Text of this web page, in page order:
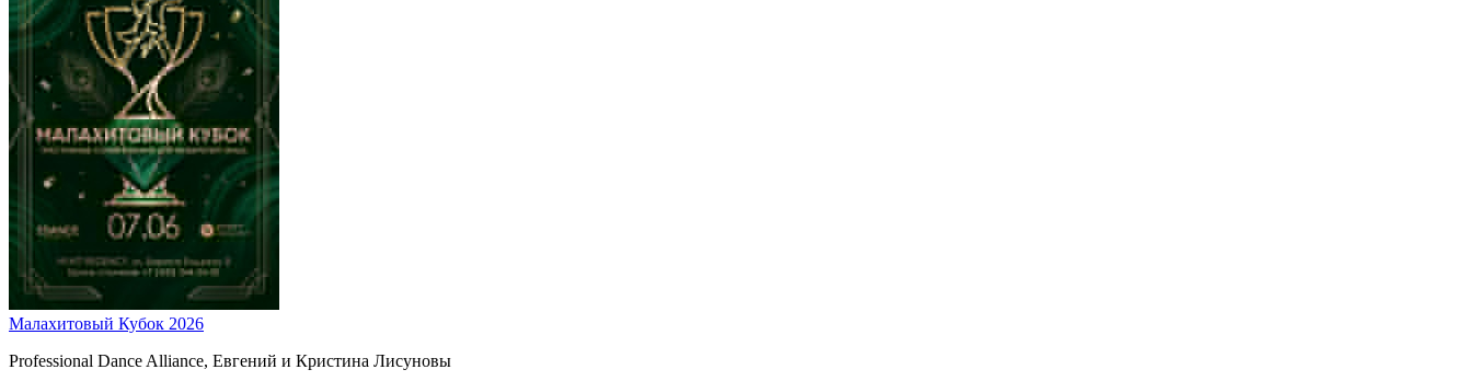
Малахитовый Кубок 2026
Professional Dance Alliance, Евгений и Кристина Лисуновы